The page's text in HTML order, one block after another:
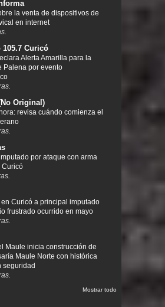
la venta de dispositivos de
en internet
105.7 Curicó
Alerta Amarilla para la
Palena por evento
Original)
revisa cuándo comienza el
por ataque con arma
Curicó
Curicó a principal imputado
frustrado ocurrido en mayo
Maule inicia construcción de
Maule Norte con histórica
seguridad
Mostrar todo